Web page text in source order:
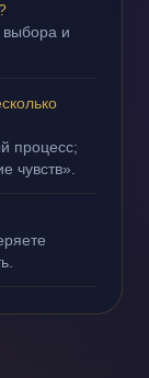
и
процесс;
чувств».